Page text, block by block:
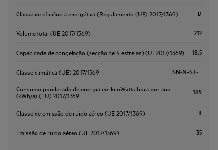
Classe de eficiência energética (Regulamento (UE) 2017/1369) D
Volume total (UE 2017/1369) 212
Capacidade de congelação (secção de 4 estrelas) (UE2017/1369) 18.5
Classe climática (UE) 2017/1369 SN-N-ST-T
Consumo ponderado de energia em kiloWatts hora por ano
(kWh/a) (EU) 2017/1369 189
Classe de emissão de ruído aéreo (UE 2017/1369) B
Emissão de ruído aéreo (UE 2017/1369) 35